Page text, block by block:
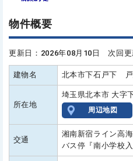
物件概要
更新日：2026年08月10日 次回更
建物名 北本市下石戸下 戸
所在地
埼玉県北本市 大字
周辺地図
交通
湘南新宿ライン高
バス停『南小学校